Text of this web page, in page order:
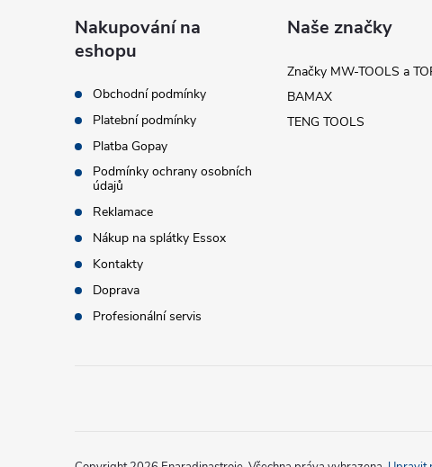
Nakupování na
eshopu
Obchodní podmínky
Platební podmínky
Platba Gopay
Podmínky ochrany osobních
údajů
Reklamace
Nákup na splátky Essox
Kontakty
Doprava
Profesionální servis
Naše značky
Značky MW-TOOLS a
BAMAX
TENG TOOLS